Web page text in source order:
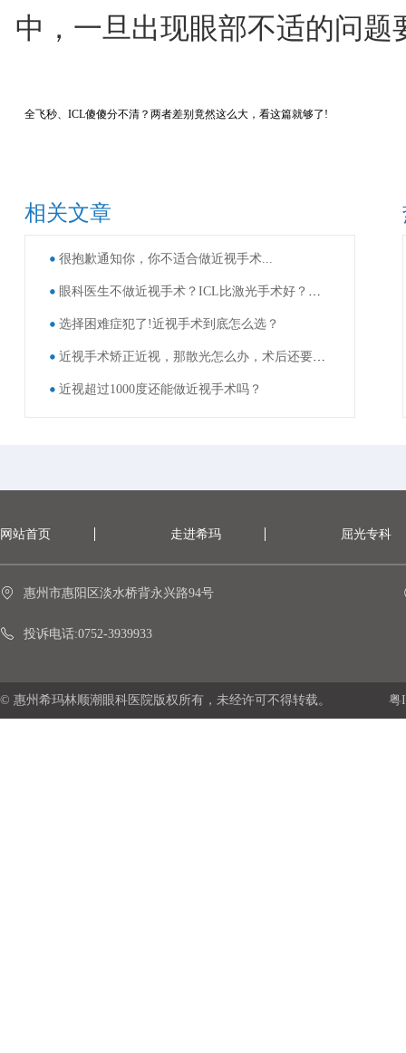
中，一旦出现眼部不适的问题
全飞秒、ICL傻傻分不清？两者差别竟然这么大，看这篇就够了!
相关文章
很抱歉通知你，你不适合做近视手术...
眼科医生不做近视手术？ICL比激光手术好？这些近视手术谣言，别再信了！
选择困难症犯了!近视手术到底怎么选？
近视手术矫正近视，那散光怎么办，术后还要戴眼镜吗？
近视超过1000度还能做近视手术吗？
网站首页 走进希玛 屈光专科
惠州市惠阳区淡水桥背永兴路94号
投诉电话:0752-3939933
© 惠州希玛林顺潮眼科医院版权所有，未经许可不得转载。 粤